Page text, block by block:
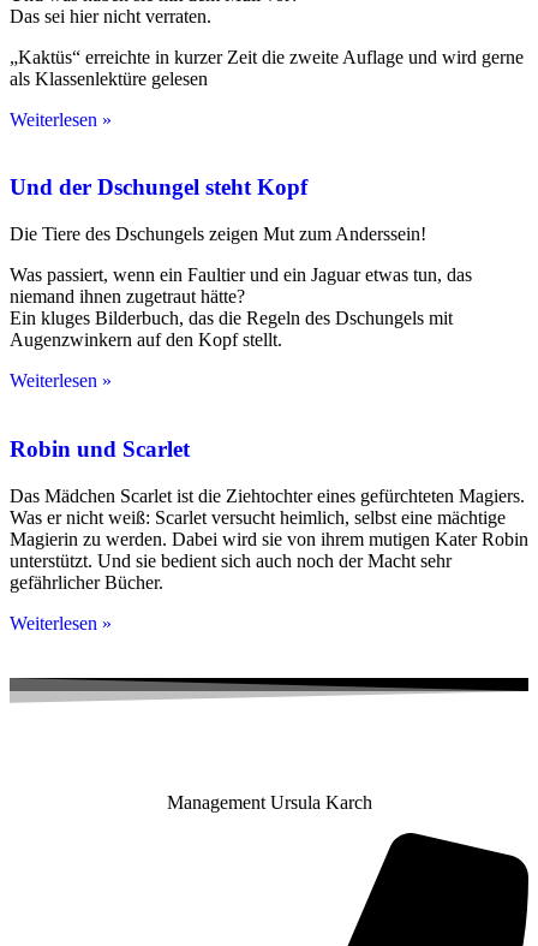
Das sei hier nicht verraten.
„Kaktüs“ erreichte in kurzer Zeit die zweite Auflage und wird gerne
als Klassenlektüre gelesen
Weiterlesen »
Und der Dschungel steht Kopf
Die Tiere des Dschungels zeigen Mut zum Anderssein!
Was passiert, wenn ein Faultier und ein Jaguar etwas tun, das
niemand ihnen zugetraut hätte?
Ein kluges Bilderbuch, das die Regeln des Dschungels mit
Augenzwinkern auf den Kopf stellt.
Weiterlesen »
Robin und Scarlet
Das Mädchen Scarlet ist die Ziehtochter eines gefürchteten Magiers.
Was er nicht weiß: Scarlet versucht heimlich, selbst eine mächtige
Magierin zu werden. Dabei wird sie von ihrem mutigen Kater Robin
unterstützt. Und sie bedient sich auch noch der Macht sehr
gefährlicher Bücher.
Weiterlesen »
Management Ursula Karch